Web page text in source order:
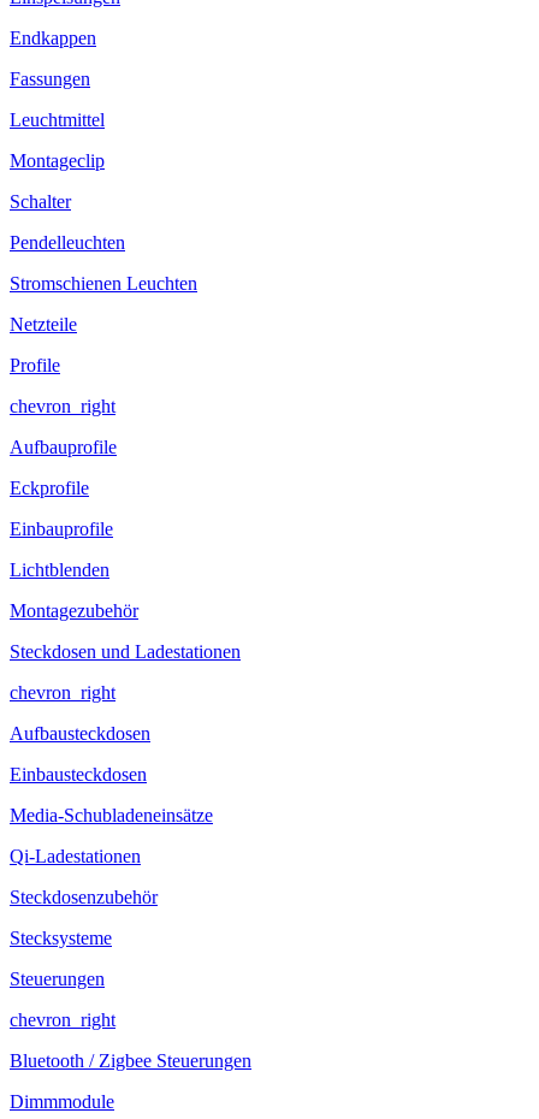
Endkappen
Fassungen
Leuchtmittel
Montageclip
Schalter
Pendelleuchten
Stromschienen Leuchten
Netzteile
Profile
chevron_right
Aufbauprofile
Eckprofile
Einbauprofile
Lichtblenden
Montagezubehör
Steckdosen und Ladestationen
chevron_right
Aufbausteckdosen
Einbausteckdosen
Media-Schubladeneinsätze
Qi-Ladestationen
Steckdosenzubehör
Stecksysteme
Steuerungen
chevron_right
Bluetooth / Zigbee Steuerungen
Dimmmodule